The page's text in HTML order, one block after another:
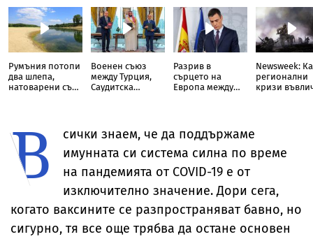
Румъния потопи
два шлепа,
натоварени със
Военен съюз
между Турция,
Саудитска
Разрив в
сърцето на
Европа между
Newsweek:
регионални
кризи
В
сички знаем, че да поддържаме
имунната си система силна по време
на пандемията от COVID-19 е от
изключително значение. Дори сега,
когато ваксините се разпространяват бавно, но
сигурно, тя все още трябва да остане основен